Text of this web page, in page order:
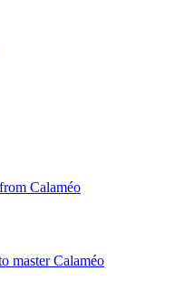
Calaméo
master Calaméo